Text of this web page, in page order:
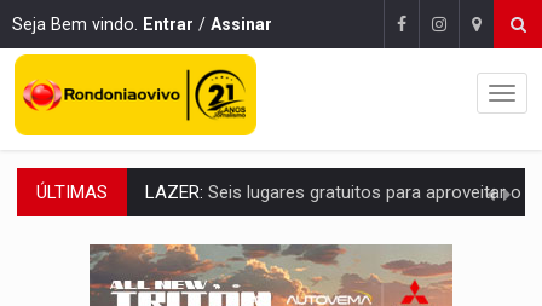
Seja Bem vindo. Entrar / Assinar
ÚLTIMAS VÍDEO:FTICCO e Força Tática prendem membro do CV com arma e drogas
INCLUSÃO:Prefeitura fortalece parceria com a APAE para ampliar ações
DEFESA:Exército testa inovações no combate a drones durante